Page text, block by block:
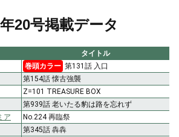
20号掲載データ
タイトル
巻頭カラー 第131話 入口
第154話 懐古強襲
Z=101 TREASURE BOX
第939話 老いたる豹は路を忘れず
ア
No.224 再臨祭
第345話 犇犇